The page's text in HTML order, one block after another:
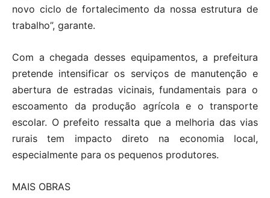
novo ciclo de fortalecimento da nossa estrutura de
trabalho”, garante.
Com a chegada desses equipamentos, a prefeitura
pretende intensificar os serviços de manutenção e
abertura de estradas vicinais, fundamentais para o
escoamento da produção agrícola e o transporte
escolar. O prefeito ressalta que a melhoria das vias
rurais tem impacto direto na economia local,
especialmente para os pequenos produtores.
MAIS OBRAS